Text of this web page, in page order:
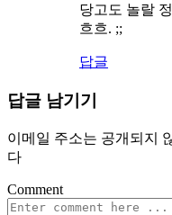
당고도 놀랄
흐흐. ;;
답글
답글 남기기
이메일 주소는 공개되지
다
Comment